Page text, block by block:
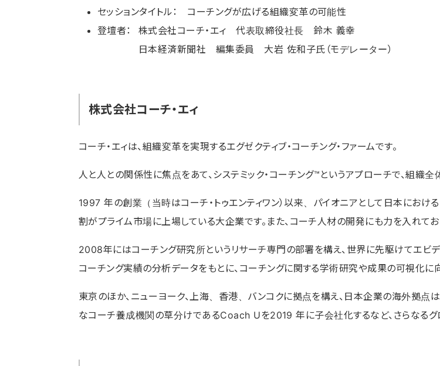
セッションタイトル： コーチングが広げる組織変革の可能性
登壇者：
株式会社コーチ・エィ 代表取締役社長 鈴木 義幸
日本経済新聞社 編集委員 大岩 佐和子氏（モデレーター）
株式会社コーチ・エィ
コーチ・エィは、組織変革を実現するエグゼクティブ・コーチング・ファームです。
人と人との関係性に焦点をあて、システミック・コーチング™というアプローチで、組織
1997 年の創業（当時はコーチ・トゥエンティワン）以来、パイオニアとして日本におけ
割がプライム市場に上場している大企業です。また、コーチ人材の開発にも力を入れて
2008年にはコーチング研究所というリサーチ専門の部署を構え、世界に先駆けてエビデ
コーチング実績の分析データをもとに、コーチングに関する学術研究や成果の可視化に
東京のほか、ニューヨーク、上海、香港、バンコクに拠点を構え、日本企業の海外拠点
なコーチ養成機関の草分けであるCoach Uを2019 年に子会社化するなど、さらなるグ